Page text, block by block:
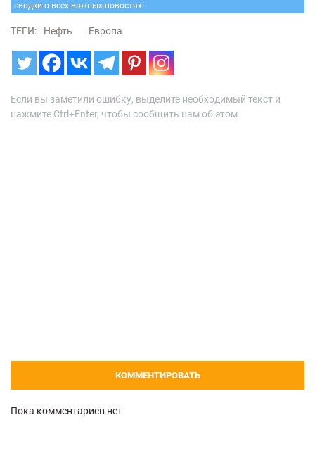
сводки о всех важных новостях!
ТЕГИ: Нефть Европа
Если вы заметили ошибку, выделите необходимый текст и
нажмите Ctrl+Enter, чтобы сообщить нам об этом
КОММЕНТИРОВАТЬ
Пока комментариев нет